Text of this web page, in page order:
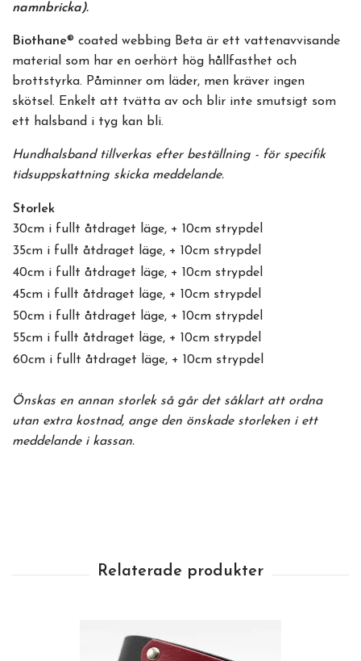
namnbricka).
Biothane® coated webbing Beta är ett vattenavvisande
material som har en oerhört hög hållfasthet och
brottstyrka. Påminner om läder, men kräver ingen
skötsel. Enkelt att tvätta av och blir inte smutsigt som
ett halsband i tyg kan bli.
Hundhalsband tillverkas efter beställning - för specifik
tidsuppskattning skicka meddelande.
Storlek
30cm i fullt åtdraget läge, + 10cm strypdel
35cm i fullt åtdraget läge, + 10cm strypdel
40cm i fullt åtdraget läge, + 10cm strypdel
45cm i fullt åtdraget läge, + 10cm strypdel
50cm i fullt åtdraget läge, + 10cm strypdel
55cm i fullt åtdraget läge, + 10cm strypdel
60cm i fullt åtdraget läge, + 10cm strypdel
Önskas en annan storlek så går det såklart att ordna
utan extra kostnad, ange den önskade storleken i ett
meddelande i kassan.